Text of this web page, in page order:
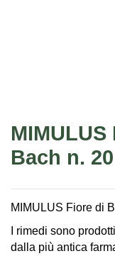
MIMULUS
Bach n. 20
MIMULUS Fiore di
I rimedi sono
dalla più antica